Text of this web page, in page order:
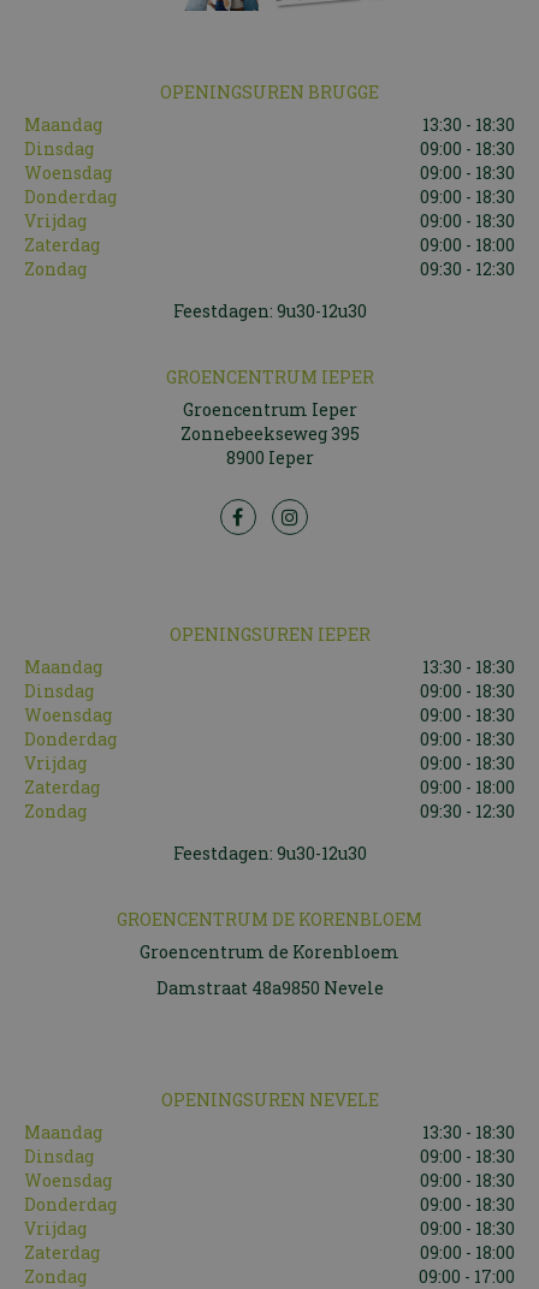
OPENINGSUREN BRUGGE
Maandag
13:30 - 18:30
Dinsdag
09:00 - 18:30
Woensdag
09:00 - 18:30
Donderdag
09:00 - 18:30
Vrijdag
09:00 - 18:30
Zaterdag
09:00 - 18:00
Zondag
09:30 - 12:30
Feestdagen: 9u30-12u30
GROENCENTRUM IEPER
Groencentrum Ieper
Zonnebeekseweg 395
8900 Ieper
OPENINGSUREN IEPER
Maandag
13:30 - 18:30
Dinsdag
09:00 - 18:30
Woensdag
09:00 - 18:30
Donderdag
09:00 - 18:30
Vrijdag
09:00 - 18:30
Zaterdag
09:00 - 18:00
Zondag
09:30 - 12:30
Feestdagen: 9u30-12u30
GROENCENTRUM DE KORENBLOEM
Groencentrum de Korenbloem
Damstraat 48a9850 Nevele
OPENINGSUREN NEVELE
Maandag
13:30 - 18:30
Dinsdag
09:00 - 18:30
Woensdag
09:00 - 18:30
Donderdag
09:00 - 18:30
Vrijdag
09:00 - 18:30
Zaterdag
09:00 - 18:00
Zondag
09:00 - 17:00